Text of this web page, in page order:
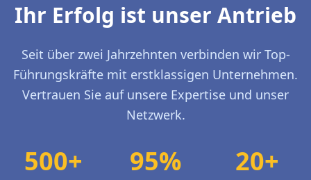
Ihr Erfolg ist unser Antrieb
Seit über zwei Jahrzehnten verbinden wir Top-
Führungskräfte mit erstklassigen Unternehmen.
Vertrauen Sie auf unsere Expertise und unser
Netzwerk.
500+ 95% 20+